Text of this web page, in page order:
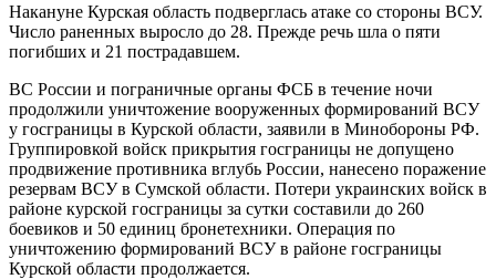
Накануне Курская область подверглась атаке со стороны ВСУ.
Число раненных выросло до 28. Прежде речь шла о пяти
погибших и 21 пострадавшем.
ВС России и пограничные органы ФСБ в течение ночи
продолжили уничтожение вооруженных формирований ВСУ
у госграницы в Курской области, заявили в Минобороны РФ.
Группировкой войск прикрытия госграницы не допущено
продвижение противника вглубь России, нанесено поражение
резервам ВСУ в Сумской области. Потери украинских войск в
районе курской госграницы за сутки составили до 260
боевиков и 50 единиц бронетехники. Операция по
уничтожению формирований ВСУ в районе госграницы
Курской области продолжается.